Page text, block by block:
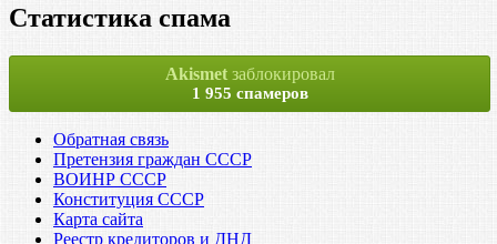
Статистика спама
Akismetзаблокировал
1 955 спамеров
Обратная связь
Претензия граждан СССР
ВОИНР СССР
Конституция СССР
Карта сайта
Реестр кредиторов и ДНД